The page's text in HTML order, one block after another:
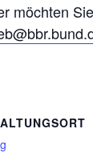
möchten